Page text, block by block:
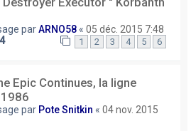
parARNO58 « 05 déc. 2015 7:48
1 2 3 4 5 6
Epic Continues, la ligne
par Pote Snitkin « 04 nov. 2015